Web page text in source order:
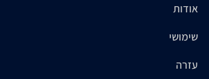
אודות
שימושי
עזרה